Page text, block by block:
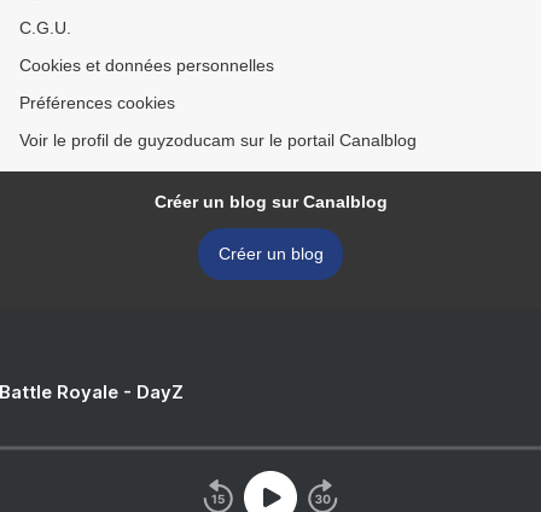
C.G.U.
Cookies et données personnelles
Préférences cookies
Voir le profil de guyzoducam sur le portail Canalblog
Créer un blog sur Canalblog
Créer un blog
Royale - DayZ